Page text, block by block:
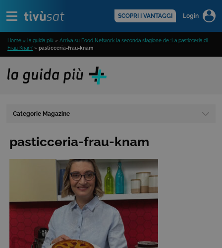
SCOPRI I VANTAGGI Login
Home » la guida più » Arriva su Food Network la seconda stagione de ‘La pasticceria di
Frau Knam’ » pasticceria-frau-knam
Categorie Magazine
pasticceria-frau-knam